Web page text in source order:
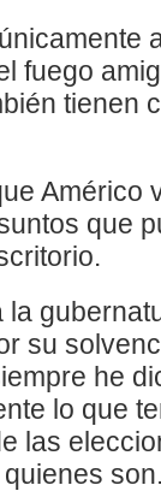
fuego
tienen
Américo
que
la
su
he
lo que
las